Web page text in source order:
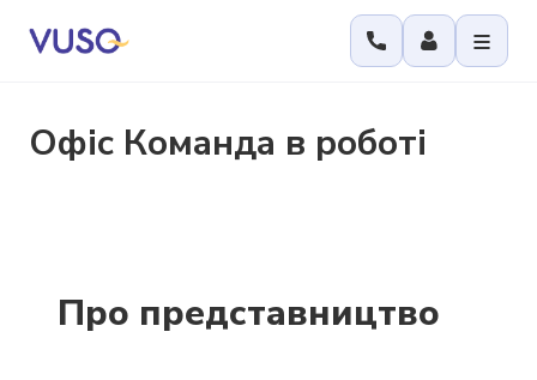
Офіс Команда в роботі
Про представництво